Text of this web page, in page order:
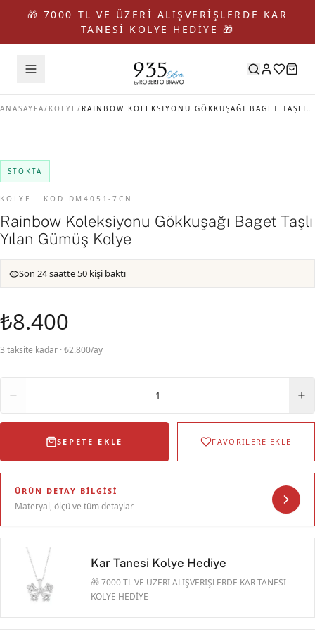
🎁 7000 TL VE ÜZERİ ALIŞVERİŞLERDE KAR
TANESİ KOLYE HEDİYE 🎁
ANASAYFA/ KOLYE / RAINBOW KOLEKSIYONU GÖKKUŞAĞI BAGET TAŞLI YILAN GÜMÜŞ KOLYE
STOKTA
KOLYE · KOD DM4051-7CN
Rainbow Koleksiyonu Gökkuşağı Baget Taşlı
Yılan Gümüş Kolye
Son 24 saatte 50 kişi baktı
₺8.400
3 taksite kadar · ₺2.800/ay
1
SEPETE EKLE FAVORİLERE EKLE
ÜRÜN DETAY BILGISI
Materyal, ölçü ve tüm detaylar
Kar Tanesi Kolye Hediye
🎁 7000 TL VE ÜZERİ ALIŞVERİŞLERDE KAR TANESİ
KOLYE HEDİYE